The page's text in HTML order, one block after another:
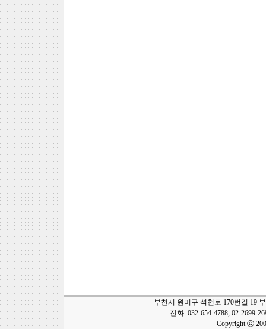
부천시 원미구 석천로 170번길 19
전화: 032-654-4788, 02-2699-
Copyright ⓒ